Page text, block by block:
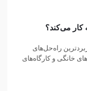
کار می‌کند؟
راه‌حل‌های
خانگی و کارگاه‌های